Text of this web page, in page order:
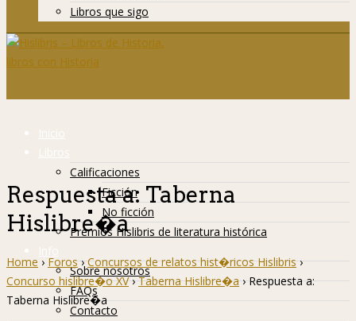
Libros que sigo
Inicio
Libros
Calificaciones
Ficción
No ficción
Premios Hislibris de literatura histórica
Info
Sobre nosotros
FAQs
Contacto
Respuesta a: Taberna
Hislibre�a
Home › Foros › Concursos de relatos hist�ricos Hislibris ›
Concurso hislibre�o XV › Taberna Hislibre�a › Respuesta a:
Taberna Hislibre�a